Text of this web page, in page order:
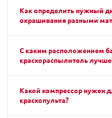
Как определить нужный
окрашивания разными
С каким расположением
краскораспылитель
Какой компрессор нужен
краскопульта?